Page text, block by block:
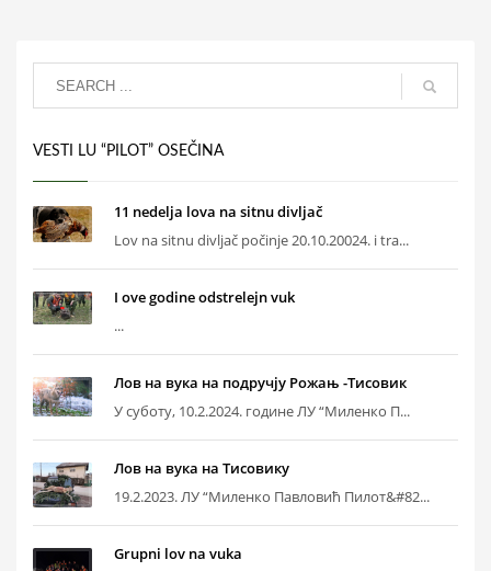
VESTI LU “PILOT” OSEČINA
11 nedelja lova na sitnu divljač
Lov na sitnu divljač počinje 20.10.20024. i tra...
I ove godine odstrelejn vuk
...
Лов на вука на подручју Рожањ -Тисовик
У суботу, 10.2.2024. године ЛУ “Миленко П...
Лов на вука на Тисовику
19.2.2023. ЛУ “Миленко Павловић Пилот&#82...
Grupni lov na vuka